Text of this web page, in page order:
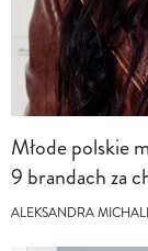
Młode polskie
9 brandach za
ALEKSANDRA